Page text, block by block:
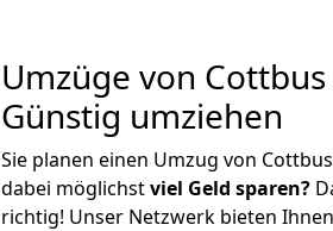
Umzüge von
Günstig umziehen
Sie planen einen Umzug von
dabei möglichstviel Geld sparen?
richtig! Unser Netzwerk bieten Ihnen